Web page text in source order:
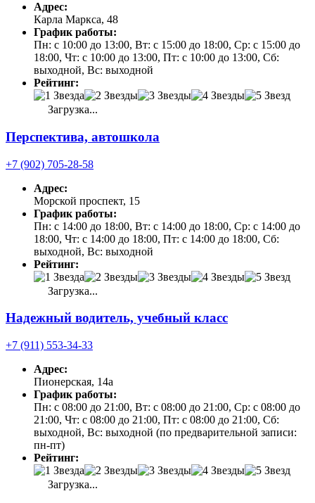
Адрес:
Карла Маркса, 48
График работы:
Пн: с 10:00 до 13:00, Вт: с 15:00 до 18:00, Ср: с 15:00 до
18:00, Чт: с 10:00 до 13:00, Пт: с 10:00 до 13:00, Сб:
выходной, Вс: выходной
Рейтинг:
Загрузка...
Перспектива, автошкола
+7 (902) 705-28-58
Адрес:
Морской проспект, 15
График работы:
Пн: с 14:00 до 18:00, Вт: с 14:00 до 18:00, Ср: с 14:00 до
18:00, Чт: с 14:00 до 18:00, Пт: с 14:00 до 18:00, Сб:
выходной, Вс: выходной
Рейтинг:
Загрузка...
Надежный водитель, учебный класс
+7 (911) 553-34-33
Адрес:
Пионерская, 14а
График работы:
Пн: с 08:00 до 21:00, Вт: с 08:00 до 21:00, Ср: с 08:00 до
21:00, Чт: с 08:00 до 21:00, Пт: с 08:00 до 21:00, Сб:
выходной, Вс: выходной (по предварительной записи:
пн-пт)
Рейтинг:
Загрузка...